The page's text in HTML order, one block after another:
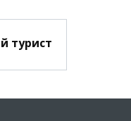
турист